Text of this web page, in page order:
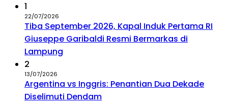
1
22/07/2026
Tiba September 2026, Kapal Induk Pertama RI
Giuseppe Garibaldi Resmi Bermarkas di
Lampung
2
13/07/2026
Argentina vs Inggris: Penantian Dua Dekade
Diselimuti Dendam